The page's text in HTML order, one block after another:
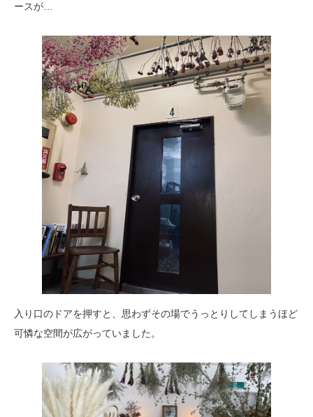
ースが…
入り口のドアを押すと、思わずその場でうっとりしてしまうほど
可憐な空間が広がっていました。